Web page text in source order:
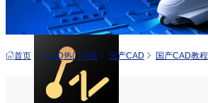
从工具到平台 打造行业解决方案
首页 CAD热门问题 国产CAD 国产CAD教程